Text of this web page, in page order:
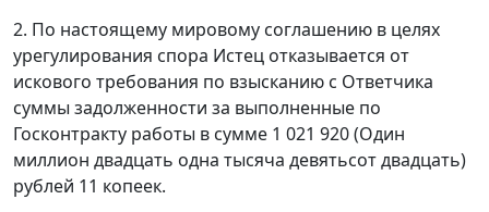
2. По настоящему мировому соглашению в целях
урегулирования спора Истец отказывается от
искового требования по взысканию с Ответчика
суммы задолженности за выполненные по
Госконтракту работы в сумме 1 021 920 (Один
миллион двадцать одна тысяча девятьсот двадцать)
рублей 11 копеек.